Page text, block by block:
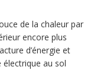
de la chaleur par
encore plus
d’énergie et
électrique au sol